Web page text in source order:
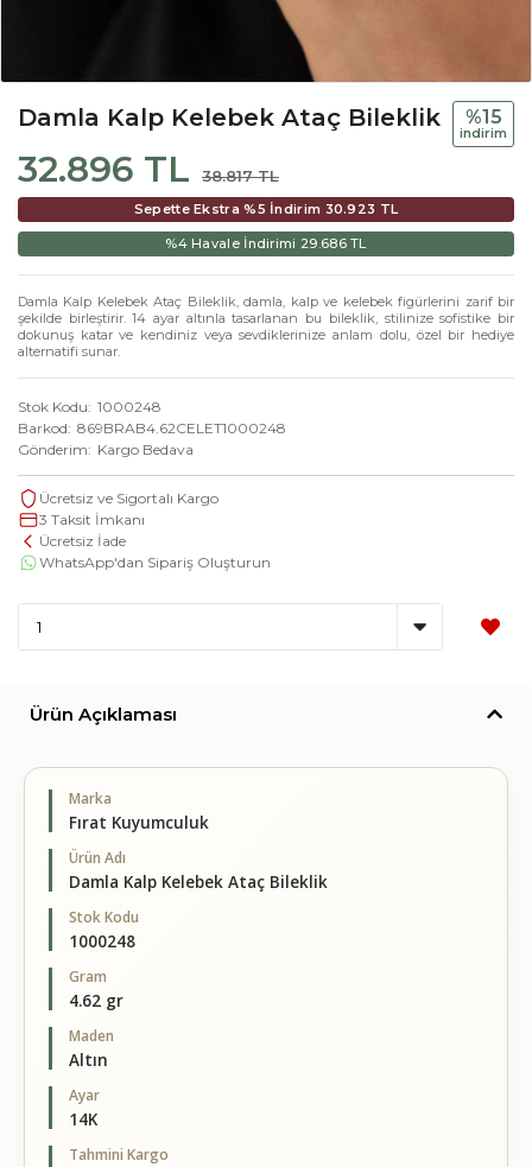
Damla Kalp Kelebek Ataç Bileklik
32.896 TL 38.817 TL
%15
i̇ndi̇ri̇m
Sepette Ekstra %5 İndirim 30.923 TL
%4 Havale İndirimi 29.686 TL
Damla Kalp Kelebek Ataç Bileklik, damla, kalp ve kelebek figürlerini zarif bir
şekilde birleştirir. 14 ayar altınla tasarlanan bu bileklik, stilinize sofistike bir
dokunuş katar ve kendiniz veya sevdiklerinize anlam dolu, özel bir hediye
alternatifi sunar.
Stok Kodu 1000248
Barkod 869BRAB4.62CELET1000248
Gönderim
Kargo Bedava
Ücretsiz ve Sigortalı Kargo
3 Taksit İmkanı
Ücretsiz İade
WhatsApp'dan Sipariş Oluşturun
Ürün Açıklaması
Marka
Fırat Kuyumculuk
Ürün Adı
Damla Kalp Kelebek Ataç Bileklik
Stok Kodu
1000248
Gram
4.62 gr
Maden
Altın
Ayar
14K
Tahmini Kargo